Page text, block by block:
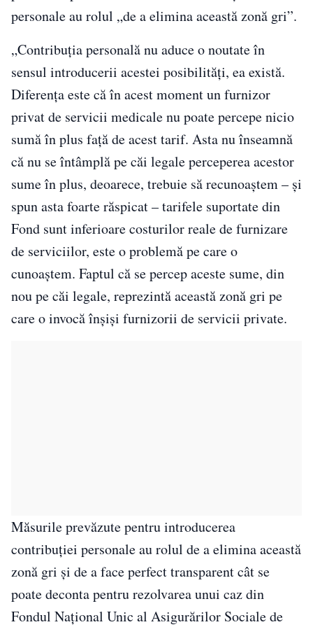
personale au rolul „de a elimina această zonă gri”.
„Contribuţia personală nu aduce o noutate în
sensul introducerii acestei posibilităţi, ea există.
Diferenţa este că în acest moment un furnizor
privat de servicii medicale nu poate percepe nicio
sumă în plus faţă de acest tarif. Asta nu înseamnă
că nu se întâmplă pe căi legale perceperea acestor
sume în plus, deoarece, trebuie să recunoaştem – şi
spun asta foarte răspicat – tarifele suportate din
Fond sunt inferioare costurilor reale de furnizare
de serviciilor, este o problemă pe care o
cunoaştem. Faptul că se percep aceste sume, din
nou pe căi legale, reprezintă această zonă gri pe
care o invocă înşişi furnizorii de servicii private.
Măsurile prevăzute pentru introducerea
contribuţiei personale au rolul de a elimina această
zonă gri şi de a face perfect transparent cât se
poate deconta pentru rezolvarea unui caz din
Fondul Naţional Unic al Asigurărilor Sociale de